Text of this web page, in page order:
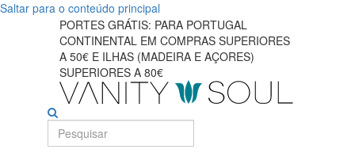
Saltar para o conteúdo principal
PORTES GRÁTIS: PARA PORTUGAL
CONTINENTAL EM COMPRAS SUPERIORES
A 50€ E ILHAS (MADEIRA E AÇORES)
SUPERIORES A 80€